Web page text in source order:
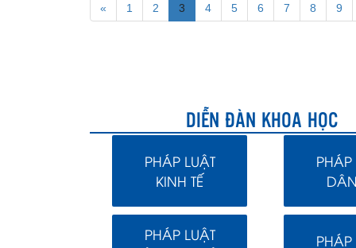
« 1 2 3 4 5 6 7 8 9
DIỄN ĐÀN KHOA HỌC
PHÁP LUẬT
KINH TẾ
PHÁP
PHÁP LUẬT
PHÁP